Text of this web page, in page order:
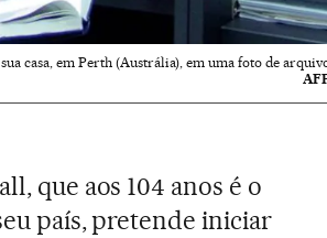
casa, em Perth (Austrália), em uma foto de
que aos 104 anos é o
país, pretende iniciar